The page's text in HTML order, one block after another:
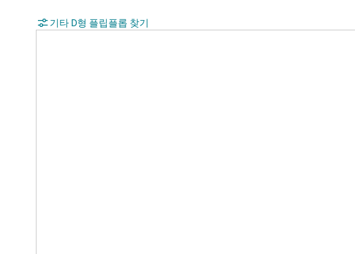
기타 D형 플립플롭 찾기